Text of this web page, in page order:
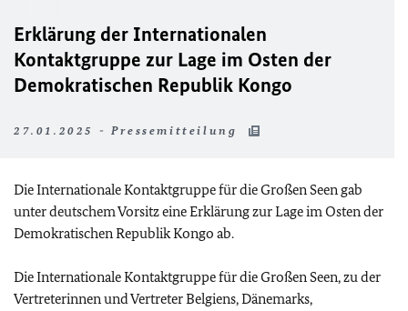
Erklärung der Internationalen
Kontaktgruppe zur Lage im Osten der
Demokratischen Republik Kongo
27.01.2025 - Pressemitteilung
Die Internationale Kontaktgruppe für die Großen Seen gab
unter deutschem Vorsitz eine Erklärung zur Lage im Osten der
Demokratischen Republik Kongo ab.
Die Internationale Kontaktgruppe für die Großen Seen, zu der
Vertreterinnen und Vertreter Belgiens, Dänemarks,